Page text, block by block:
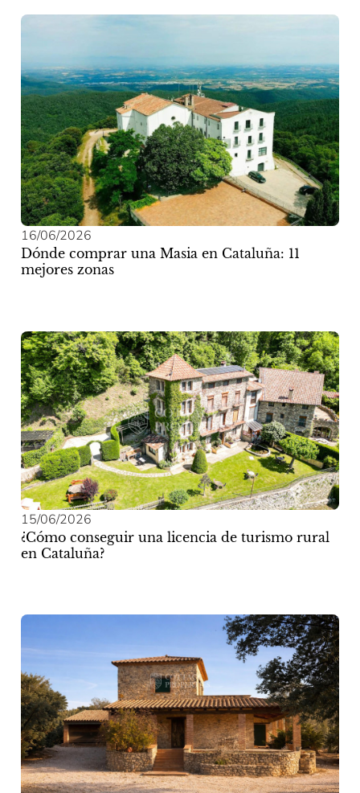
16/06/2026
Dónde comprar una Masia en Cataluña: 11
mejores zonas
15/06/2026
¿Cómo conseguir una licencia de turismo rural
en Cataluña?